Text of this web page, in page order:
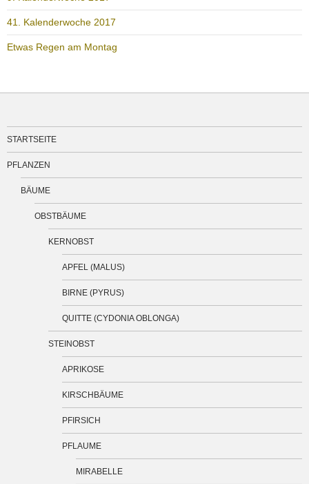
41. Kalenderwoche 2017
Etwas Regen am Montag
STARTSEITE
PFLANZEN
BÄUME
OBSTBÄUME
KERNOBST
APFEL (MALUS)
BIRNE (PYRUS)
QUITTE (CYDONIA OBLONGA)
STEINOBST
APRIKOSE
KIRSCHBÄUME
PFIRSICH
PFLAUME
MIRABELLE